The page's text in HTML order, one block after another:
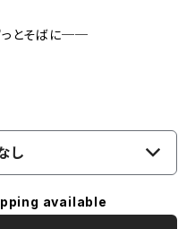
っとそばに──
し
available